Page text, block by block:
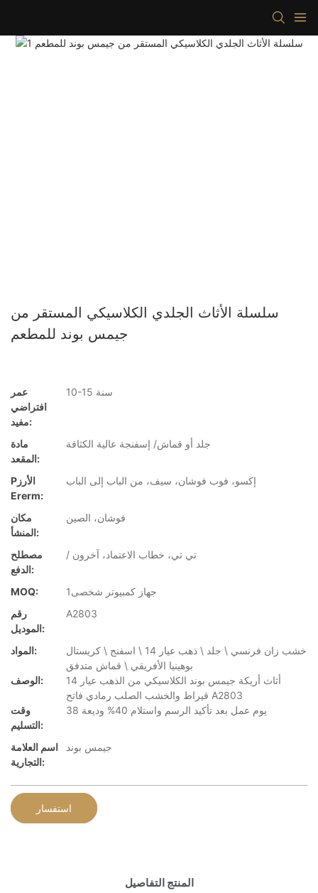
سلسلة الأثاث الجلدي الكلاسيكي المستقر من
جيمس بوند للمطعم
عمر
افتراضي
مفيد:
10-15 سنة
مادة
المقعد:
جلد أو قماش/ إسفنجة عالية الكثافة
Pالأرز
Ererm:
إكسو، فوب فوشان، سيف، من الباب إلى الباب
مكان
المنشأ:
فوشان، الصين
مصطلح
الدفع:
/ تي تي، خطاب الاعتماد، آخرون
MOQ:
جهاز كمبيوتر شخصى1
رقم
الموديل:
A2803
المواد:
خشب زان فرنسي \ جلد \ ذهب عيار 14 \ اسفنج \ كريستال
بوهينيا الأفريقي \ قماش متدفق
الوصف:
أثاث أريكة جيمس بوند الكلاسيكي من الذهب عيار 14
قيراط والخشب الصلب رمادي فاتح A2803
وقت
التسليم:
38 يوم عمل بعد تأكيد الرسم واستلام 40% وديعة
اسم العلامة
التجارية:
جيمس بوند
استفسار
المنتج التفاصيل